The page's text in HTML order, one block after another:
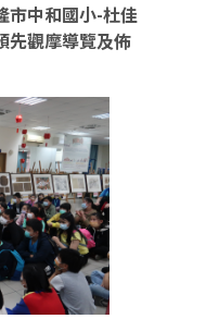
市中和國小-杜佳
先觀摩導覽及佈